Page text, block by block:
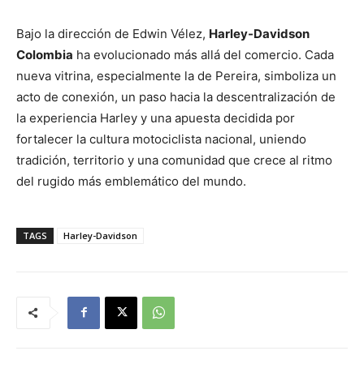
Bajo la dirección de Edwin Vélez, Harley-Davidson
Colombia ha evolucionado más allá del comercio. Cada
nueva vitrina, especialmente la de Pereira, simboliza un
acto de conexión, un paso hacia la descentralización de
la experiencia Harley y una apuesta decidida por
fortalecer la cultura motociclista nacional, uniendo
tradición, territorio y una comunidad que crece al ritmo
del rugido más emblemático del mundo.
TAGS Harley-Davidson